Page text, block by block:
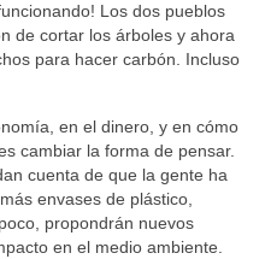
Los dos pueblos
de cortar los árboles y ahora
para hacer carbón. Incluso
en el dinero, y en cómo
cambiar la forma de pensar.
cuenta de que la gente ha
envases de plástico,
propondrán nuevos
en el medio ambiente.